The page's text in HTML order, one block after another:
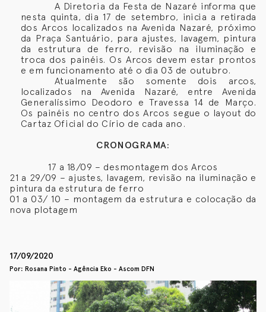
A Diretoria da Festa de Nazaré informa que
nesta quinta, dia 17 de setembro, inicia a retirada
dos Arcos localizados na Avenida Nazaré, próximo
da Praça Santuário, para ajustes, lavagem, pintura
da estrutura de ferro, revisão na iluminação e
troca dos painéis. Os Arcos devem estar prontos
e em funcionamento até o dia 03 de outubro.
Atualmente são somente dois arcos,
localizados na Avenida Nazaré, entre Avenida
Generalíssimo Deodoro e Travessa 14 de Março.
Os painéis no centro dos Arcos segue o layout do
Cartaz Oficial do Círio de cada ano.
CRONOGRAMA:
17 a 18/09 – desmontagem dos Arcos
21 a 29/09 – ajustes, lavagem, revisão na iluminação e
pintura da estrutura de ferro
01 a 03/ 10 – montagem da estrutura e colocação da
nova plotagem
17/09/2020
Por: Rosana Pinto - Agência Eko - Ascom DFN